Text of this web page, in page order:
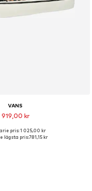
VANS
919,00 kr
36, 36,5, 37, 38, 39
pris: 1 025,00 kr
lägsta pris:781,15 kr